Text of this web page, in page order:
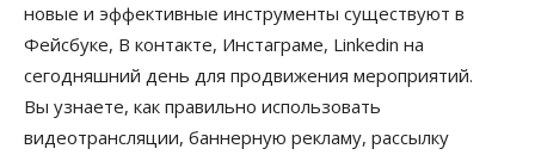
новые и эффективные инструменты существуют в
Фейсбуке, В контакте, Инстаграме, Linkedin на
сегодняшний день для продвижения мероприятий.
Вы узнаете, как правильно использовать
видеотрансляции, баннерную рекламу, рассылку